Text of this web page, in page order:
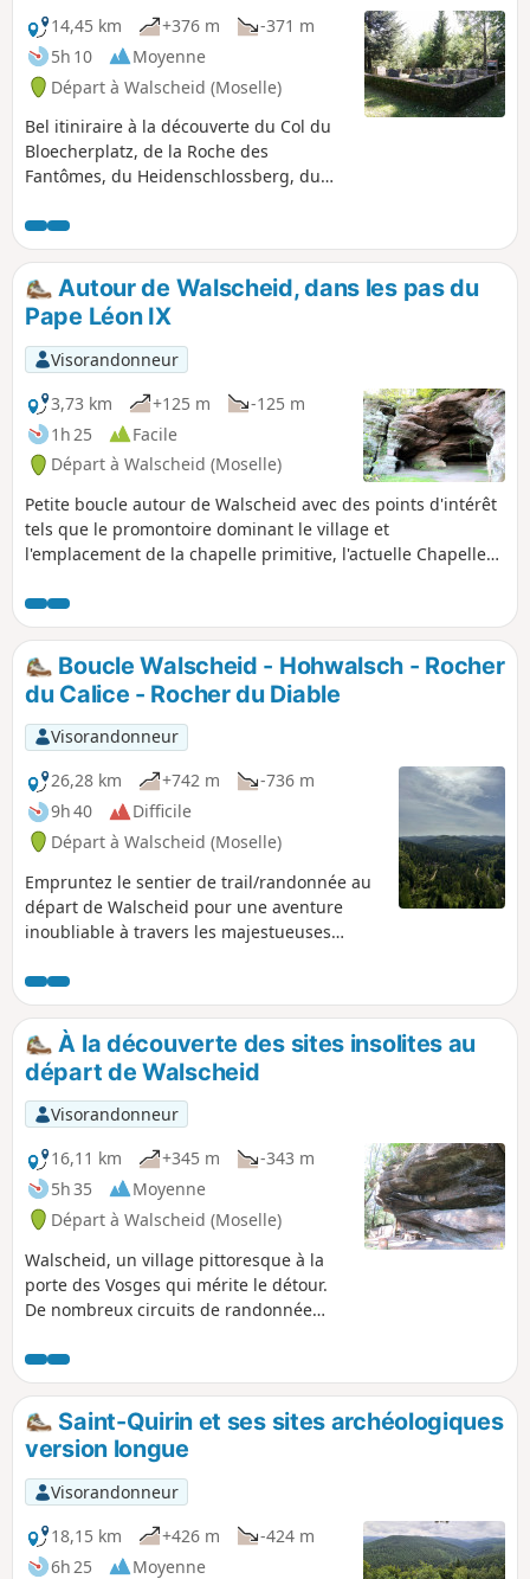
14,45 km
+376 m
-371 m
5h 10
Moyenne
Départ à Walscheid (Moselle)
Bel itiniraire à la découverte du Col du
Bloecherplatz, de la Roche des
Fantômes, du Heidenschlossberg, du
gallo-romain, de la Croix du Beimbach
et de la Croix du Hengstbourg.
Autour de Walscheid, dans les pas du
Pape Léon IX
Visorandonneur
3,73 km
+125 m
-125 m
1h 25
Facile
Départ à Walscheid (Moselle)
Petite boucle autour de Walscheid avec des points d'intérêt
tels que le promontoire dominant le village et
l'emplacement de la chapelle primitive, l'actuelle Chapelle
du massif des Vosges.
Boucle Walscheid - Hohwalsch - Rocher
du Calice - Rocher du Diable
Visorandonneur
26,28 km
+742 m
-736 m
9h 40
Difficile
Départ à Walscheid (Moselle)
Empruntez le sentier de trail/randonnée au
départ de Walscheid pour une aventure
inoubliable à travers les majestueuses
environnantes. Cet itinéraire suit des
chemins roulants et accessibles. Il vous
permettra de découvrir la beauté naturelle
de la région tout en profitant de superbes
vues panoramiques. Traversez les
formations rocheuses spectaculaires et
laissez-vous émerveiller par la tranquillité
de la forêt vosgienne. Une expérience
enrichissante pour les amoureux de la
nature et les passionnés de randonnée !
À la découverte des sites insolites au
départ de Walscheid
Visorandonneur
16,11 km
+345 m
-343 m
5h 35
Moyenne
Départ à Walscheid (Moselle)
Walscheid, un village pittoresque à la
porte des Vosges qui mérite le détour.
De nombreux circuits de randonnée
de curiosités telles que le cimetière
Gallo Romain, les ruines du
Heidenschloss, le promontoire du
Durrenberg et la grotte de Saint Léon.
Saint-Quirin et ses sites archéologiques
version longue
Visorandonneur
18,15 km
+426 m
-424 m
6h 25
Moyenne